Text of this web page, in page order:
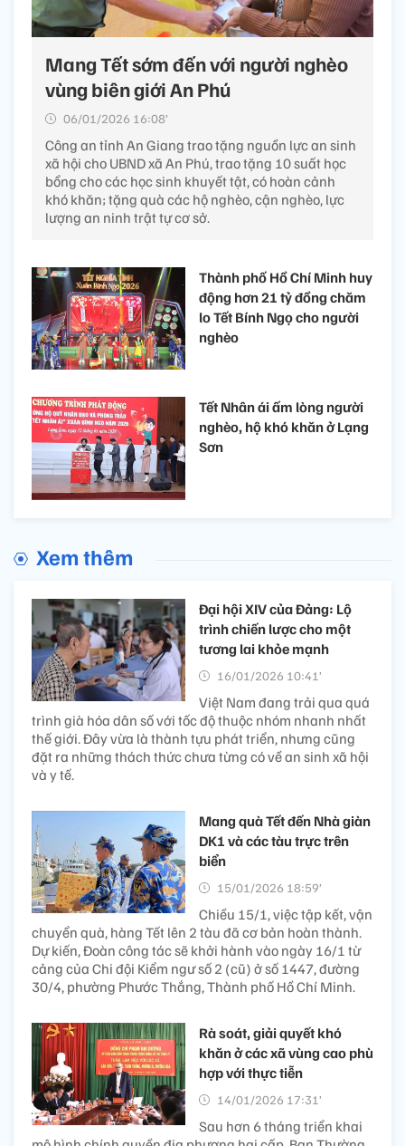
Mang Tết sớm đến với người nghèo
vùng biên giới An Phú
06/01/2026 16:08’
Công an tỉnh An Giang trao tặng nguồn lực an sinh
xã hội cho UBND xã An Phú, trao tặng 10 suất học
bổng cho các học sinh khuyết tật, có hoàn cảnh
khó khăn; tặng quà các hộ nghèo, cận nghèo, lực
lượng an ninh trật tự cơ sở.
Thành phố Hồ Chí Minh huy
động hơn 21 tỷ đồng chăm
lo Tết Bính Ngọ cho người
nghèo
Tết Nhân ái ấm lòng người
nghèo, hộ khó khăn ở Lạng
Sơn
Xem thêm
Đại hội XIV của Đảng: Lộ
trình chiến lược cho một
tương lai khỏe mạnh
16/01/2026 10:41’
Việt Nam đang trải qua quá
trình già hóa dân số với tốc độ thuộc nhóm nhanh nhất
thế giới. Đây vừa là thành tựu phát triển, nhưng cũng
đặt ra những thách thức chưa từng có về an sinh xã hội
và y tế.
Mang quà Tết đến Nhà giàn
DK1 và các tàu trực trên
biển
15/01/2026 18:59’
Chiều 15/1, việc tập kết, vận
chuyển quà, hàng Tết lên 2 tàu đã cơ bản hoàn thành.
Dự kiến, Đoàn công tác sẽ khởi hành vào ngày 16/1 từ
cảng của Chi đội Kiểm ngư số 2 (cũ) ở số 1447, đường
30/4, phường Phước Thắng, Thành phố Hồ Chí Minh.
Rà soát, giải quyết khó
khăn ở các xã vùng cao phù
hợp với thực tiễn
14/01/2026 17:31’
Sau hơn 6 tháng triển khai